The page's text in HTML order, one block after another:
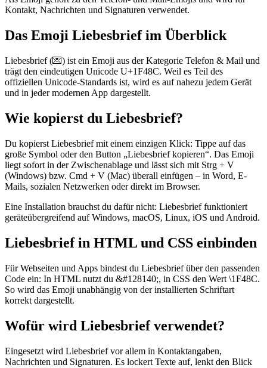
Kontakt, Nachrichten und Signaturen verwendet.
Das Emoji Liebesbrief im Überblick
Liebesbrief (💌) ist ein Emoji aus der Kategorie Telefon & Mail und
trägt den eindeutigen Unicode U+1F48C. Weil es Teil des
offiziellen Unicode-Standards ist, wird es auf nahezu jedem Gerät
und in jeder modernen App dargestellt.
Wie kopierst du Liebesbrief?
Du kopierst Liebesbrief mit einem einzigen Klick: Tippe auf das
große Symbol oder den Button „Liebesbrief kopieren“. Das Emoji
liegt sofort in der Zwischenablage und lässt sich mit Strg + V
(Windows) bzw. Cmd + V (Mac) überall einfügen – in Word, E-
Mails, sozialen Netzwerken oder direkt im Browser.
Eine Installation brauchst du dafür nicht: Liebesbrief funktioniert
geräteübergreifend auf Windows, macOS, Linux, iOS und Android.
Liebesbrief in HTML und CSS einbinden
Für Webseiten und Apps bindest du Liebesbrief über den passenden
Code ein: In HTML nutzt du &#128140;, in CSS den Wert \1F48C.
So wird das Emoji unabhängig von der installierten Schriftart
korrekt dargestellt.
Wofür wird Liebesbrief verwendet?
Eingesetzt wird Liebesbrief vor allem in Kontaktangaben,
Nachrichten und Signaturen. Es lockert Texte auf, lenkt den Blick